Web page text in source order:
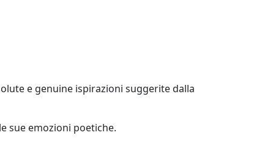
e genuine ispirazioni suggerite dalla
sue emozioni poetiche.